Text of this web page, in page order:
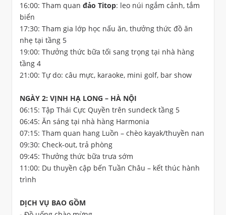
16:00: Tham quan đảo Titop: leo núi ngắm cảnh, tắm
biển
17:30: Tham gia lớp học nấu ăn, thưởng thức đồ ăn
nhẹ tại tầng 5
19:00: Thưởng thức bữa tối sang trọng tại nhà hàng
tầng 4
21:00: Tự do: câu mực, karaoke, mini golf, bar show
NGÀY 2: VỊNH HẠ LONG – HÀ NỘI
06:15: Tập Thái Cực Quyền trên sundeck tầng 5
06:45: Ăn sáng tại nhà hàng Harmonia
07:15: Tham quan hang Luồn – chèo kayak/thuyền nan
09:30: Check-out, trả phòng
09:45: Thưởng thức bữa trưa sớm
11:00: Du thuyền cập bến Tuần Châu – kết thúc hành
trình
DỊCH VỤ BAO GỒM